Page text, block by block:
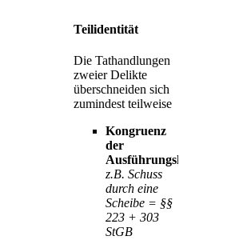
Teilidentität
Die Tathandlungen
zweier Delikte
überschneiden sich
zumindest teilweise
Kongruenz
der
Ausführungshandlung
z.B. Schuss
durch eine
Scheibe = §§
223 + 303
StGB